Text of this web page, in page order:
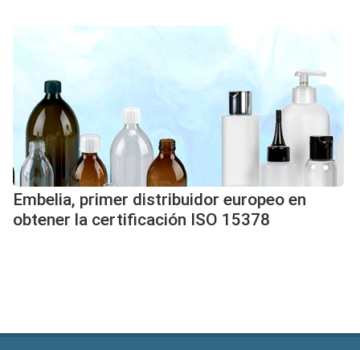
Embelia, primer distribuidor europeo en
obtener la certificación ISO 15378